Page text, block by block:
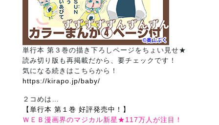
単行本 第３巻の描き下ろしページをちょい見せ★
読み切り版も再掲載だから、要チェックです！
気になる続きはこちらから！
https://kirapo.jp/baby/
２コめは…
【単行本 第１巻 好評発売中！】
ＷＥＢ漫画界のマジカル新星★117万人が注目！